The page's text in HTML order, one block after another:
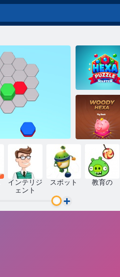
ヘキサパズル
マスター
ウッディヘキ
サ
インテリジ
ェント
スポット 教育の